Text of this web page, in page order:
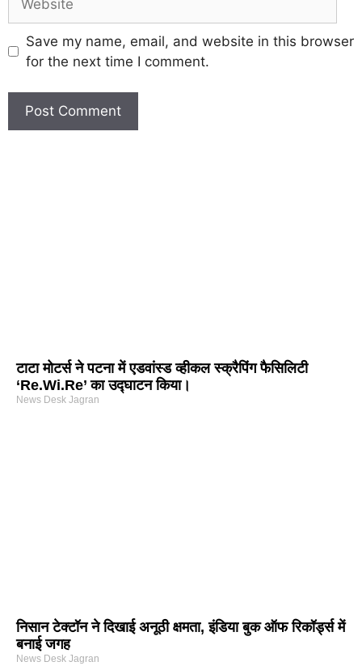
Save my name, email, and website in this browser
for the next time I comment.
टाटा मोटर्स ने पटना में एडवांस्ड व्हीकल स्क्रैपिंग फैसिलिटी
‘Re.Wi.Re’ का उद्घाटन किया।
News Desk Jagran
निसान टेक्टॉन ने दिखाई अनूठी क्षमता, इंडिया बुक ऑफ रिकॉर्ड्स में
बनाई जगह
News Desk Jagran